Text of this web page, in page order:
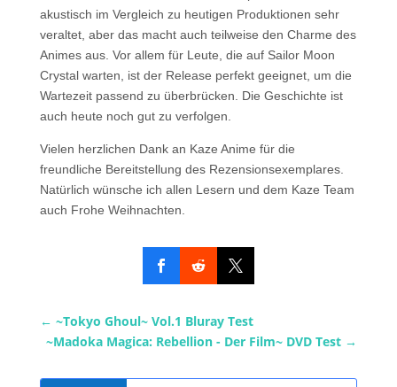
akustisch im Vergleich zu heutigen Produktionen sehr
veraltet, aber das macht auch teilweise den Charme des
Animes aus. Vor allem für Leute, die auf Sailor Moon
Crystal warten, ist der Release perfekt geeignet, um die
Wartezeit passend zu überbrücken. Die Geschichte ist
auch heute noch gut zu verfolgen.
Vielen herzlichen Dank an Kaze Anime für die
freundliche Bereitstellung des Rezensionsexemplares.
Natürlich wünsche ich allen Lesern und dem Kaze Team
auch Frohe Weihnachten.
← ~Tokyo Ghoul~ Vol.1 Bluray Test
~Madoka Magica: Rebellion - Der Film~ DVD Test →